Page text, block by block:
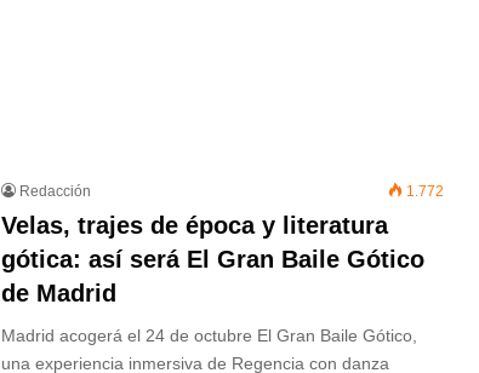
Redacción 1.772
Velas, trajes de época y literatura
gótica: así será El Gran Baile Gótico
de Madrid
Madrid acogerá el 24 de octubre El Gran Baile Gótico,
una experiencia inmersiva de Regencia con danza